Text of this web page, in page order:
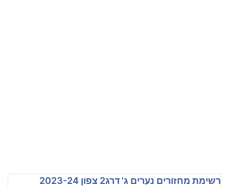
רשימת מחזורים נערים ג' דרג2 צפון 2023-24